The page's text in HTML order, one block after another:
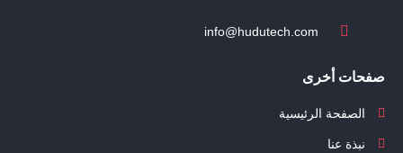
info@hudutech.com
صفحات أخرى
الصفحة الرئيسية
نبذة عنا